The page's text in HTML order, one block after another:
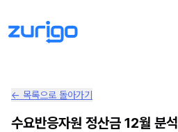
PPA 계약
← 목록으로 돌아가기
수요반응자원 정산금 12월 분석